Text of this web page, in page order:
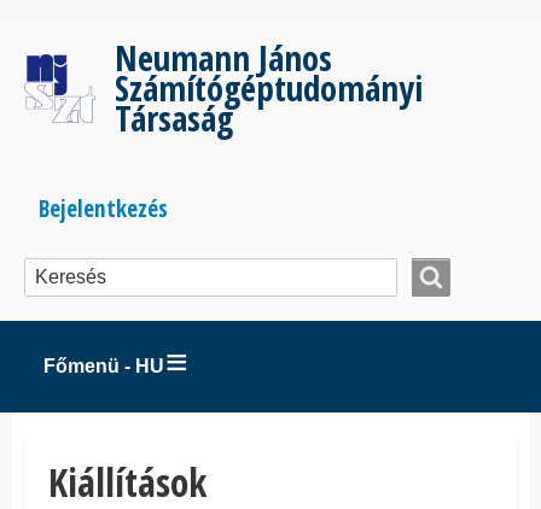
tartalomra
Neumann János
Számítógéptudományi
Társaság
Bejelentkezés
menüje
Bejelentkezés
Főmenü - HU
Kiállítások